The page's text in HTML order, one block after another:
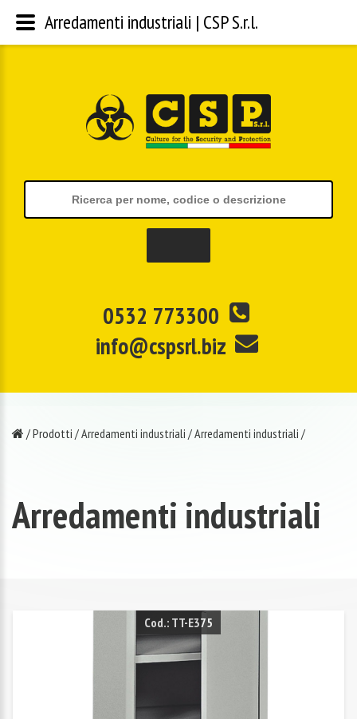
0532 773300
info@cspsrl.biz
/Prodotti /Arredamenti industriali /Arredamenti industriali /
Arredamenti industriali
Cod.: TT-E375
Arredamenti industriali | CSP S.r.l.